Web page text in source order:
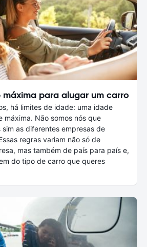
máxima para alugar um carro
há limites de idade: uma idade
máxima. Não somos nós que
sim as diferentes empresas de
regras variam não só de
mas também de país para país e,
do tipo de carro que queres